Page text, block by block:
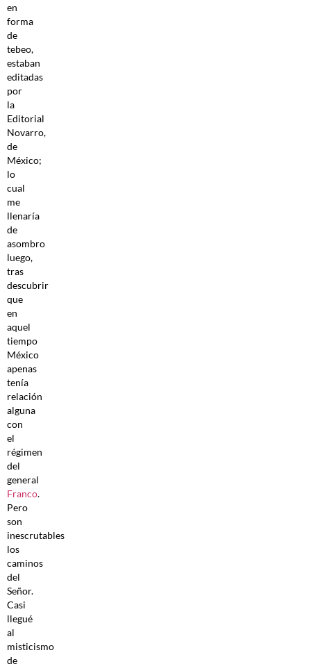
en
forma
de
tebeo,
estaban
editadas
por
la
Editorial
Novarro,
de
México;
lo
cual
me
llenaría
de
asombro
luego,
tras
descubrir
que
en
aquel
tiempo
México
apenas
tenía
relación
alguna
con
el
régimen
del
general
Franco.
Pero
son
inescrutables
los
caminos
del
Señor.
Casi
llegué
al
misticismo
de